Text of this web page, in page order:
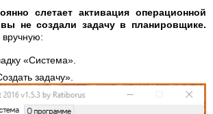
слетает активация операционной
не создали задачу в планировщике.
«Система».
задачу».